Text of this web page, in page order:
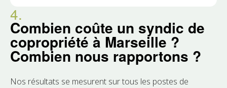
4.
Combien coûte un syndic de
copropriété à Marseille ?
Combien nous rapportons ?
Nos résultats se mesurent sur tous les postes de